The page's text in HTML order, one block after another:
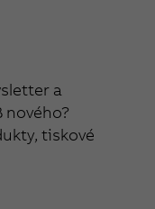
a
nového?
tiskové